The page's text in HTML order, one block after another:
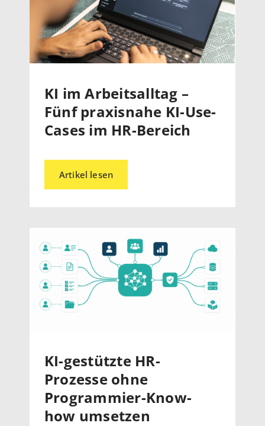
KI im Arbeitsalltag –
Fünf praxisnahe KI-Use-
Cases im HR-Bereich
Artikel lesen
KI-gestützte HR-
Prozesse ohne
Programmier-Know-
how umsetzen